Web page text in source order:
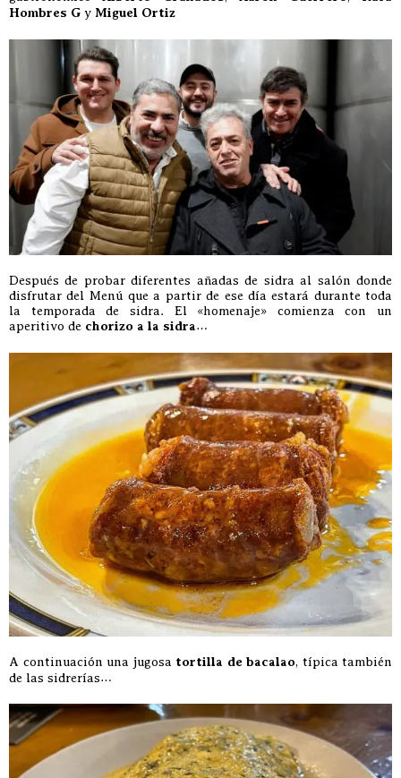
Hombres G y Miguel Ortiz
Después de probar diferentes añadas de sidra al salón donde
disfrutar del Menú que a partir de ese día estará durante toda
la temporada de sidra. El «homenaje» comienza con un
aperitivo de chorizo a la sidra…
A continuación una jugosa tortilla de bacalao, típica también
de las sidrerías…